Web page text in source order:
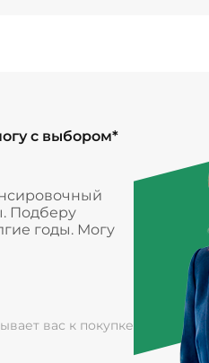
с выбором*
Подберу
годы. Могу
вас к покупке